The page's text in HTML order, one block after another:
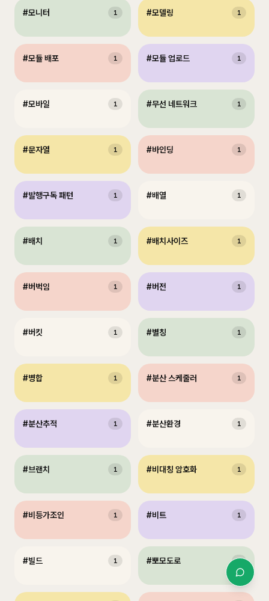
#모니터 1 #모델링 1
#모듈 배포 1 #모듈 업로드 1
#모바일 1 #무선 네트워크 1
#문자열 1 #바인딩 1
#발행구독 패턴 1 #배열 1
#배치 1 #배치사이즈 1
#버벅임 1 #버전 1
#버킷 1 #별칭 1
#병합 1 #분산 스케줄러 1
#분산추적 1 #분산환경 1
#브랜치 1 #비대칭 암호화 1
#비등가조인 1 #비트 1
#빌드 1 #뽀모도로 1